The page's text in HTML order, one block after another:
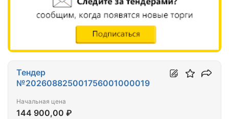
Тендер
№202608825001756001000019
Начальная цена
144 900,00 ₽